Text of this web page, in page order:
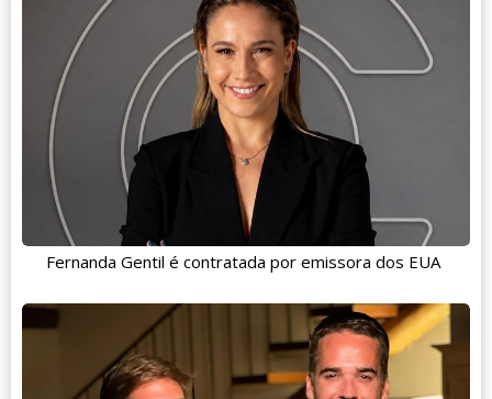
Fernanda Gentil é contratada por emissora dos EUA